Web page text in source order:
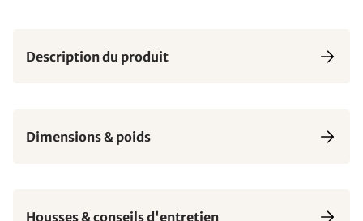
Description du produit
Dimensions & poids
Housses & conseils d'entretien